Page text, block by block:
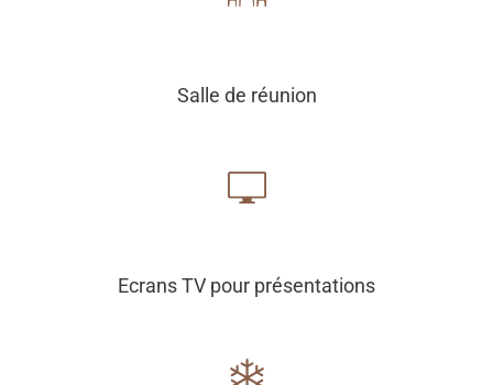
Salle de réunion
Ecrans TV pour présentations